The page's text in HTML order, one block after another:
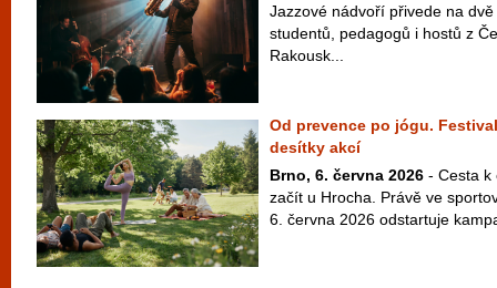
Jazzové nádvoří přivede na
studentů, pedagogů i hostů z
Rakousk...
Od prevence po jógu.
desítky akcí
Brno, 6. června 2026 - Cesta k
začít u Hrocha. Právě ve
6. června 2026 odstartuje